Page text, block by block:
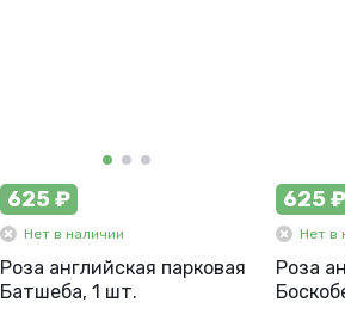
625 ₽
Нет в наличии
Роза английская парковая
Батшеба, 1 шт.
625 ₽
Нет в
Роза